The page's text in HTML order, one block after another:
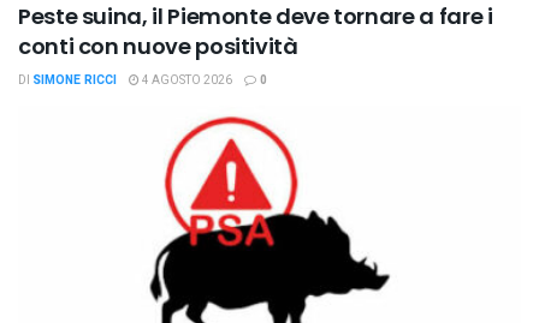
Peste suina, il Piemonte deve tornare a fare i
conti con nuove positività
DI SIMONE RICCI 4 AGOSTO 2026 0